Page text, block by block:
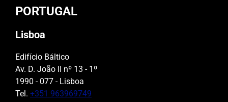
PORTUGAL
Lisboa
Edifício Báltico
Av. D. João II nº 13 - 1º
1990 - 077 - Lisboa
Tel. +351 963969749